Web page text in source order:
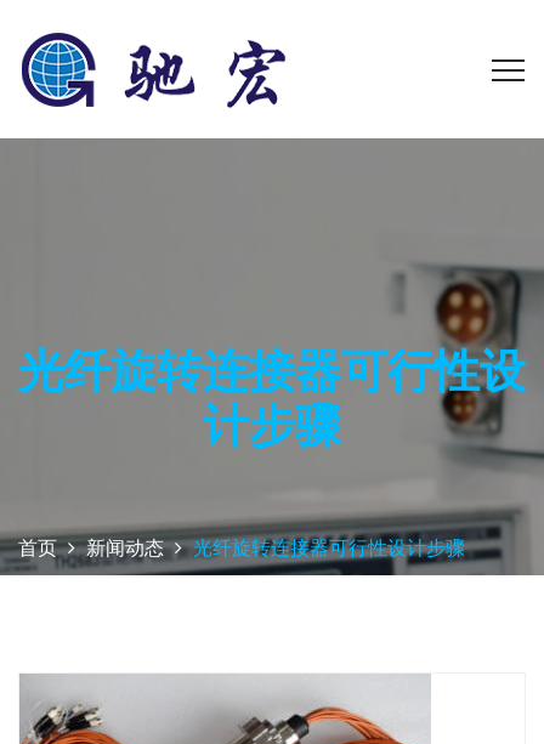
光纤旋转连接器可行性设
计步骤
首页 新闻动态 光纤旋转连接器可行性设计步骤